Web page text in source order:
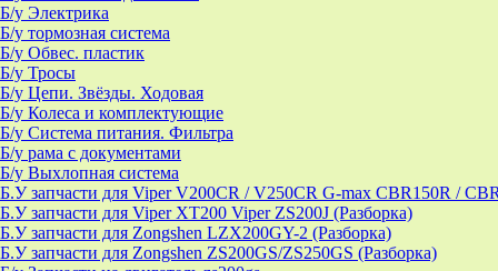
Б/у Электрика
Б/у тормозная система
Б/у Обвес. пластик
Б/у Тросы
Б/у Цепи. Звёзды. Ходовая
Б/у Колеса и комплектующие
Б/у Система питания. Фильтра
Б/у рама с документами
Б/у Выхлопная система
Б.У запчасти для Viper V200CR / V250CR G-max CBR150R /
Б.У запчасти для Viper XT200 Viper ZS200J (Разборка)
Б.У запчасти для Zongshen LZX200GY-2 (Разборка)
Б.У запчасти для Zongshen ZS200GS/ZS250GS (Разборка)